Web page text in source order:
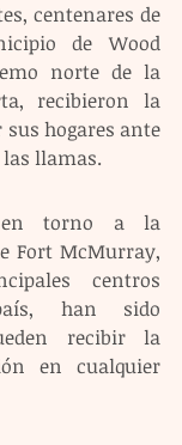
centenares de
de Wood
norte de la
recibieron la
hogares ante
llamas.
en torno a la
Fort McMurray,
centros
han sido
recibir la
en cualquier